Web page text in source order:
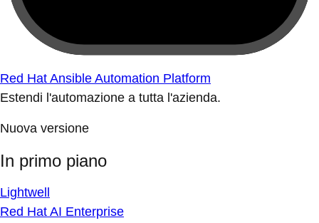
Red Hat Ansible Automation Platform
Estendi l'automazione a tutta l'azienda.
Nuova versione
In primo piano
Lightwell
Red Hat AI Enterprise